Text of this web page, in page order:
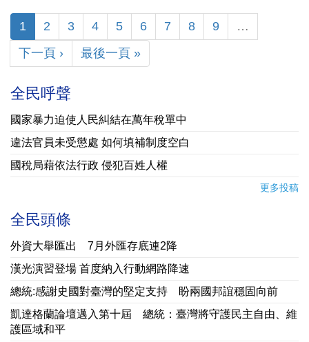
1 2 3 4 5 6 7 8 9
…
下一頁 ›
最後一頁 »
全民呼聲
國家暴力迫使人民糾結在萬年稅單中
違法官員未受懲處 如何填補制度空白
國稅局藉依法行政 侵犯百姓人權
更多投稿
全民頭條
外資大舉匯出 7月外匯存底連2降
漢光演習登場 首度納入行動網路降速
總統:感謝史國對臺灣的堅定支持 盼兩國邦誼穩固向前
凱達格蘭論壇邁入第十屆 總統：臺灣將守護民主自由、維
護區域和平